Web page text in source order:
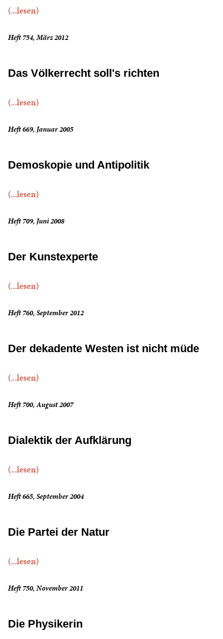
(...lesen)
Heft 754, März 2012
Das Völkerrecht soll's richten
(...lesen)
Heft 669, Januar 2005
Demoskopie und Antipolitik
(...lesen)
Heft 709, Juni 2008
Der Kunstexperte
(...lesen)
Heft 760, September 2012
Der dekadente Westen ist nicht müde
(...lesen)
Heft 700, August 2007
Dialektik der Aufklärung
(...lesen)
Heft 665, September 2004
Die Partei der Natur
(...lesen)
Heft 750, November 2011
Die Physikerin